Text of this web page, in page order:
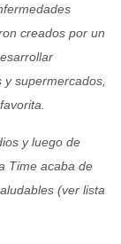
creados por un
y supermercados,
y luego de
Time acaba de
(ver lista